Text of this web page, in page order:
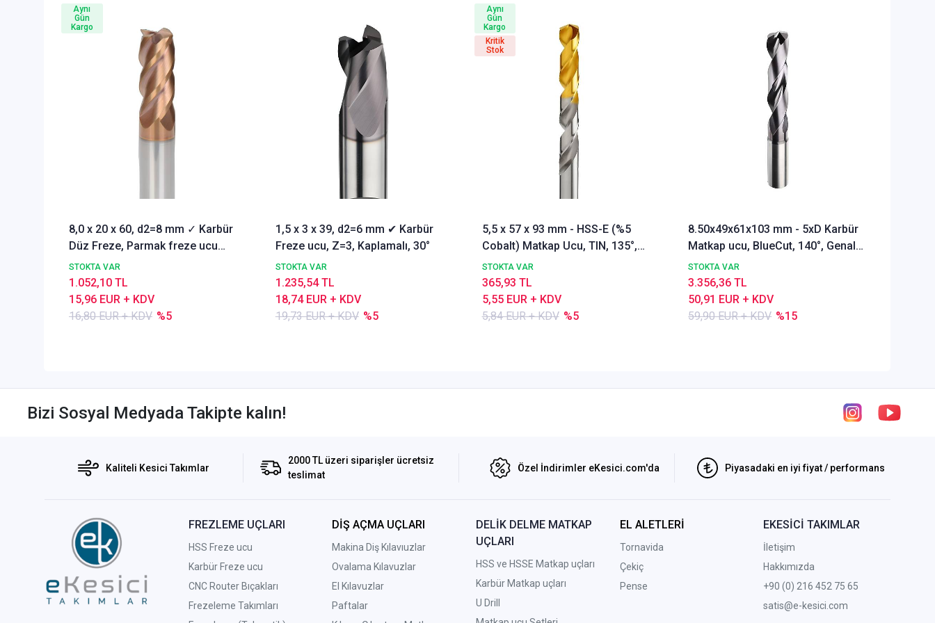
8,0 x 20 x 60, d2=8 mm ✓ Karbür
Düz Freze, Parmak freze ucu
Z=4,TiSiN Kaplamalı
STOKTA VAR
16,80 EUR + KDV %5
15,96 EUR + KDV
1.052,10 TL
Aynı
Gün
Kargo
1,5 x 3 x 39, d2=6 mm ✔ Karbür
Freze ucu, Z=3, Kaplamalı, 30°
STOKTA VAR
19,73 EUR + KDV %5
18,74 EUR + KDV
1.235,54 TL
5,5 x 57 x 93 mm - HSS-E (%5
Cobalt) Matkap Ucu, TIN, 135°,
DIN338 Delik Delme ucu,
Nachreiner
STOKTA VAR
5,84 EUR + KDV %5
5,55 EUR + KDV
365,93 TL
Aynı
Gün
Kargo
Kritik
Stok
8.50x49x61x103 mm - 5xD Karbür
Matkap ucu, BlueCut, 140°, Genal
amaçlı
STOKTA VAR
59,90 EUR + KDV %15
50,91 EUR + KDV
3.356,36 TL
Bizi Sosyal Medyada Takipte kalın!
Kaliteli Kesici Takımlar
2000 TL üzeri siparişler ücretsiz
teslimat
Özel İndirimler eKesici.com'da Piyasadaki en iyi fiyat / performans
FREZLEME UÇLARI
HSS Freze ucu
Karbür Freze ucu
CNC Router Bıçakları
Frezeleme Takımları
DİŞ AÇMA UÇLARI
Makina Diş Kılavıuzlar
Ovalama Kılavuzlar
El Kılavuzlar
Paftalar
DELİK DELME MATKAP
UÇLARI
HSS ve HSSE Matkap uçları
Karbür Matkap uçları
U Drill
EL ALETLERİ
Tornavida
Çekiç
Pense
EKESİCİ TAKIMLAR
İletişim
Hakkımızda
+90 (0) 216 452 75 65
satis@e-kesici.com